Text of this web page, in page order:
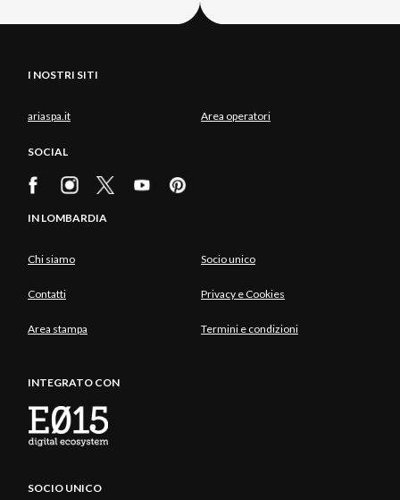
I NOSTRI SITI
ariaspa.it Area operatori
SOCIAL
IN LOMBARDIA
Chi siamo Socio unico
Contatti Privacy e Cookies
Area stampa Termini e condizioni
INTEGRATO CON
SOCIO UNICO